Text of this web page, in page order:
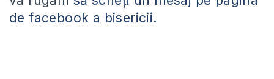
de facebook a bisericii.